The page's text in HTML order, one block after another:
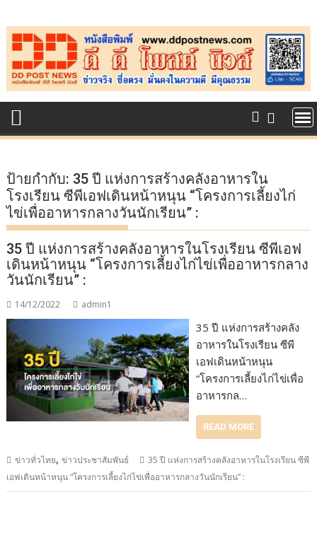
to
content
ป้ายกำกับ: 35 ปี แห่งการสร้างคลังอาหารใน
โรงเรียน ซีพีเอฟเดินหน้าหนุน “โครงการเลี้ยงไก่
ไข่เพื่ออาหารกลางวันนักเรียน” :
35 ปี แห่งการสร้างคลังอาหารในโรงเรียน ซีพีเอฟ
เดินหน้าหนุน “โครงการเลี้ยงไก่ไข่เพื่ออาหารกลาง
วันนักเรียน” :
14/12/2022 admin1
35 ปี แห่งการสร้างคลัง
อาหารในโรงเรียน ซีพี
เอฟเดินหน้าหนุน
“โครงการเลี้ยงไก่ไข่เพื่อ
อาหารกล…
READ MORE
ข่าวทั่วไทย,ข่าวประชาสัมพันธ์
35 ปี แห่งการสร้างคลังอาหารในโรงเรียน ซีพี
เอฟเดินหน้าหนุน “โครงการเลี้ยงไก่ไข่เพื่ออาหารกลางวันนักเรียน” :